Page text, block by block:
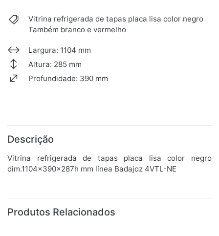
Vitrina refrigerada de tapas placa lisa color negro
Também branco e vermelho
Largura: 1104 mm
Altura: 285 mm
Profundidade: 390 mm
Descrição
Vitrina refrigerada de tapas placa lisa color negro
dim.1104x390x287h mm línea Badajoz 4VTL-NE
Produtos Relacionados